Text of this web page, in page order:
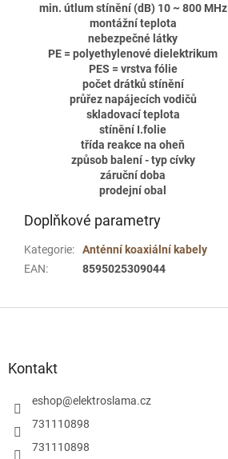
min. útlum stínění (dB) 10 ~ 800 MHz
montážní teplota
nebezpečné látky
PE = polyethylenové dielektrikum
PES = vrstva fólie
počet drátků stínění
průřez napájecích vodičů
skladovací teplota
stínění I.folie
třída reakce na oheň
způsob balení - typ cívky
záruční doba
prodejní obal
Doplňkové parametry
Kategorie:
Anténní koaxiální kabely
EAN: 8595025309044
Kontakt
eshop@elektroslama.cz
731110898
731110898